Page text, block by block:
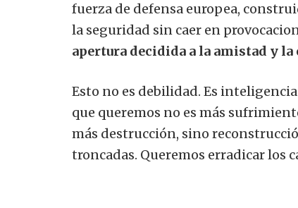
fuerza de defensa europea,
la seguridad sin caer en
apertura decidida a la amistad y la
Esto no es debilidad. Es
que queremos no es más
más destrucción, sino
troncadas. Queremos erradicar los